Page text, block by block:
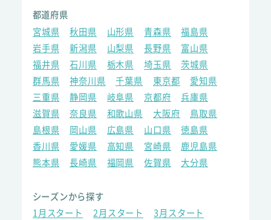
都道府県
宮城県
秋田県 山形県 青森県
福島県
岩手県
新潟県 山梨県 長野県
富山県
福井県
石川県 栃木県 埼玉県
茨城県
群馬県
神奈川県 千葉県 東京都
愛知県
三重県
静岡県 岐阜県 京都府
兵庫県
滋賀県
奈良県 和歌山県 大阪府
鳥取県
島根県
岡山県 広島県 山口県
徳島県
香川県
愛媛県 高知県 宮崎県
鹿児島県
熊本県
長崎県 福岡県 佐賀県 大分県
シーズンから探す
1月スタート
2月スタート
3月スタート